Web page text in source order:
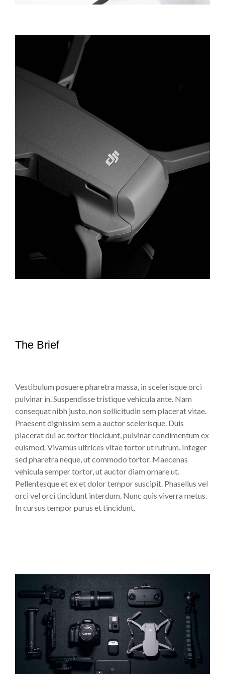
The Brief
Vestibulum posuere pharetra massa, in scelerisque orci
pulvinar in. Suspendisse tristique vehicula ante. Nam
consequat nibh justo, non sollicitudin sem placerat vitae.
Praesent dignissim sem a auctor scelerisque. Duis
placerat dui ac tortor tincidunt, pulvinar condimentum ex
euismod. Vivamus ultrices vitae tortor ut rutrum. Integer
sed pharetra neque, ut commodo tortor. Maecenas
vehicula semper tortor, ut auctor diam ornare ut.
Pellentesque et ex et dolor tempor suscipit. Phasellus vel
orci vel orci tincidunt interdum. Nunc quis viverra metus.
In cursus tempor purus et tincidunt.